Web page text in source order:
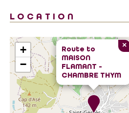
LOCATION
Route to
MAISON
FLAMANT -
CHAMBRE THYM
×
+
−